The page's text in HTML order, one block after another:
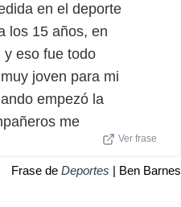
en el deporte
los 15 años, en
y eso fue todo
joven para mi
empezó la
me
Ver frase
Frase de Deportes | Ben Barnes